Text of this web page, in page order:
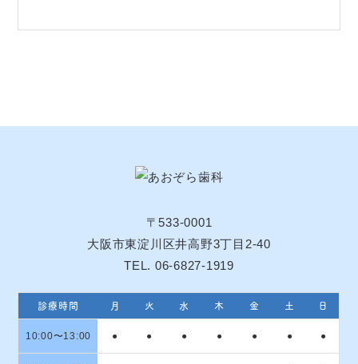
〒533-0001
大阪市東淀川区井高野3丁目2-40
TEL. 06-6827-1919
診療時間 月 火 水 木 金 土 日
10:00〜13:00 ● ● ● ● ● ● ●